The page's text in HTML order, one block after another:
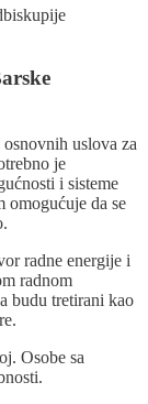
uslova za
je
i sisteme
omogućuje da se
radne energije i
radnom
budu tretirani kao
Osobe sa